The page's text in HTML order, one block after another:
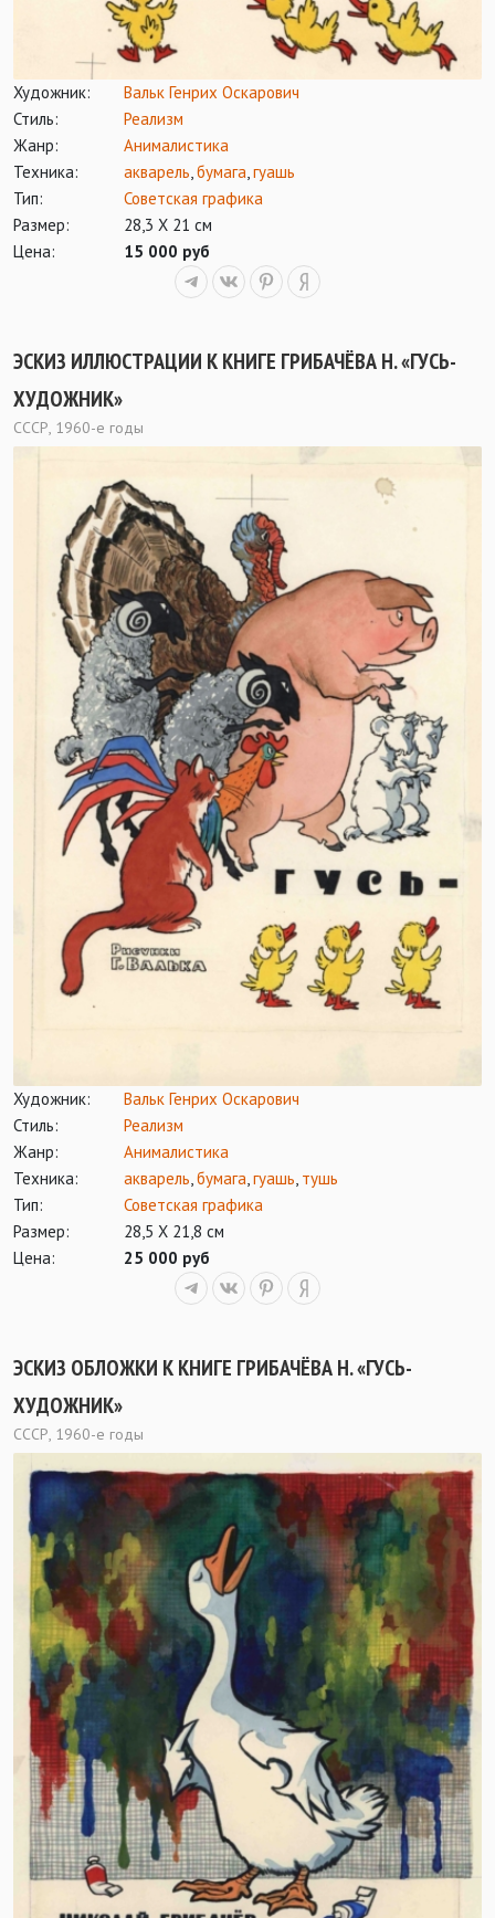
Художник:
Вальк Генрих Оскарович
Стиль:
Реализм
Жанр:
Анималистика
Техника:
акварель,бумага,гуашь
Тип:
Советская графика
Размер:
28,3 Х 21 см
Цена:
15 000 руб
ЭСКИЗ ИЛЛЮСТРАЦИИ К КНИГЕ ГРИБАЧЁВА Н. «ГУСЬ-
ХУДОЖНИК»
СССР, 1960-е годы
Художник:
Вальк Генрих Оскарович
Стиль:
Реализм
Жанр:
Анималистика
Техника:
акварель,бумага,гуашь, тушь
Тип:
Советская графика
Размер:
28,5 Х 21,8 см
Цена:
25 000 руб
ЭСКИЗ ОБЛОЖКИ К КНИГЕ ГРИБАЧЁВА Н. «ГУСЬ-
ХУДОЖНИК»
СССР, 1960-е годы